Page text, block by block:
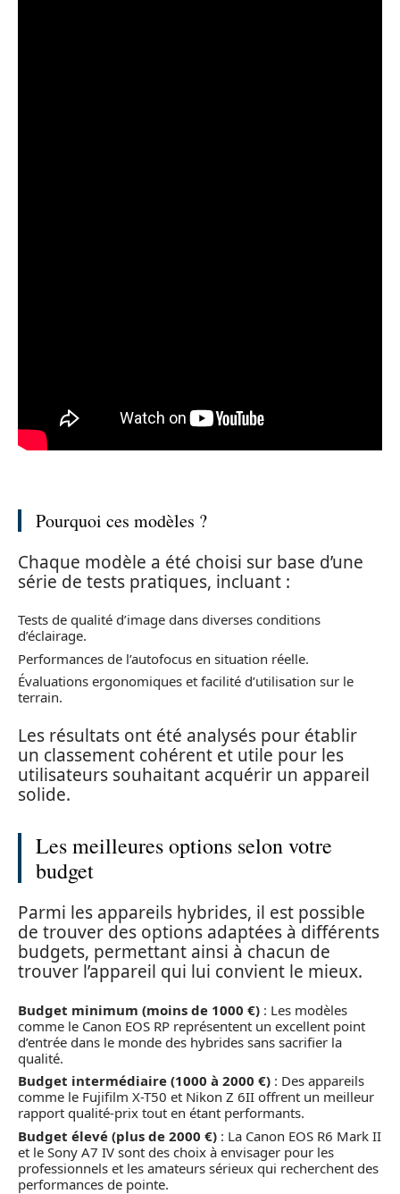
Pourquoi ces modèles ?
Chaque modèle a été choisi sur base d’une
série de tests pratiques, incluant :
Tests de qualité d’image dans diverses conditions
d’éclairage.
Performances de l’autofocus en situation réelle.
Évaluations ergonomiques et facilité d’utilisation sur le
terrain.
Les résultats ont été analysés pour établir
un classement cohérent et utile pour les
utilisateurs souhaitant acquérir un appareil
solide.
Les meilleures options selon votre
budget
Parmi les appareils hybrides, il est possible
de trouver des options adaptées à différents
budgets, permettant ainsi à chacun de
trouver l’appareil qui lui convient le mieux.
Budget minimum (moins de 1000 €) : Les modèles
comme le Canon EOS RP représentent un excellent point
d’entrée dans le monde des hybrides sans sacrifier la
qualité.
Budget intermédiaire (1000 à 2000 €) : Des appareils
comme le Fujifilm X-T50 et Nikon Z 6II offrent un meilleur
rapport qualité-prix tout en étant performants.
Budget élevé (plus de 2000 €) : La Canon EOS R6 Mark II
et le Sony A7 IV sont des choix à envisager pour les
professionnels et les amateurs sérieux qui recherchent des
performances de pointe.